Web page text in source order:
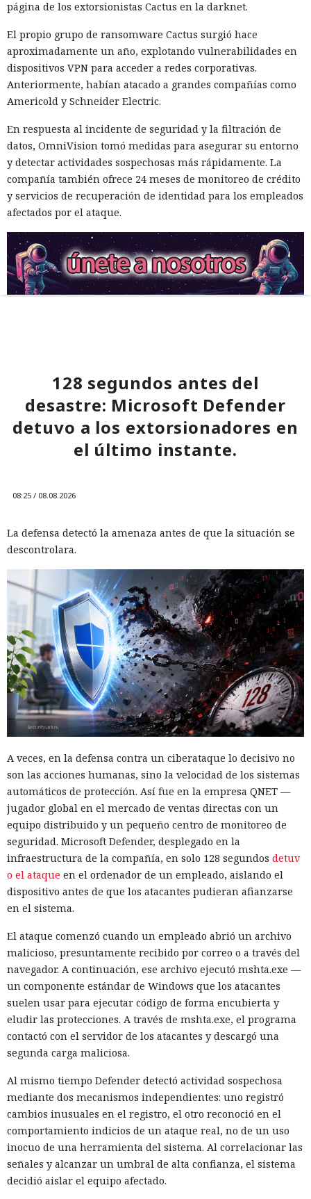
página de los extorsionistas Cactus en la darknet.
El propio grupo de ransomware Cactus surgió hace
aproximadamente un año, explotando vulnerabilidades en
dispositivos VPN para acceder a redes corporativas.
Anteriormente, habían atacado a grandes compañías como
Americold y Schneider Electric.
En respuesta al incidente de seguridad y la filtración de
datos, OmniVision tomó medidas para asegurar su entorno
y detectar actividades sospechosas más rápidamente. La
compañía también ofrece 24 meses de monitoreo de crédito
y servicios de recuperación de identidad para los empleados
afectados por el ataque.
128 segundos antes del
desastre: Microsoft Defender
detuvo a los extorsionadores en
el último instante.
08:25 / 08.08.2026
La defensa detectó la amenaza antes de que la situación se
descontrolara.
A veces, en la defensa contra un ciberataque lo decisivo no
son las acciones humanas, sino la velocidad de los sistemas
automáticos de protección. Así fue en la empresa QNET —
jugador global en el mercado de ventas directas con un
equipo distribuido y un pequeño centro de monitoreo de
seguridad. Microsoft Defender, desplegado en la
infraestructura de la compañía, en solo 128 segundos detuv
o el ataque en el ordenador de un empleado, aislando el
dispositivo antes de que los atacantes pudieran afianzarse
en el sistema.
El ataque comenzó cuando un empleado abrió un archivo
malicioso, presuntamente recibido por correo o a través del
navegador. A continuación, ese archivo ejecutó mshta.exe —
un componente estándar de Windows que los atacantes
suelen usar para ejecutar código de forma encubierta y
eludir las protecciones. A través de mshta.exe, el programa
contactó con el servidor de los atacantes y descargó una
segunda carga maliciosa.
Al mismo tiempo Defender detectó actividad sospechosa
mediante dos mecanismos independientes: uno registró
cambios inusuales en el registro, el otro reconoció en el
comportamiento indicios de un ataque real, no de un uso
inocuo de una herramienta del sistema. Al correlacionar las
señales y alcanzar un umbral de alta confianza, el sistema
decidió aislar el equipo afectado.